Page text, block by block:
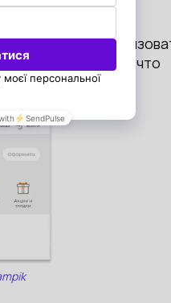
то стоит
перегружены, что